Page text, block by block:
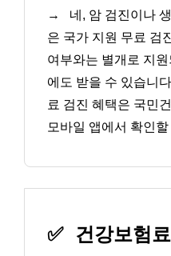
→
네, 암 검진이나
은 국가 지원 무료 검
여부와는 별개로 지
에도 받을 수 있습니
료 검진 혜택은 국민
모바일 앱에서 확인
✅
건강보험